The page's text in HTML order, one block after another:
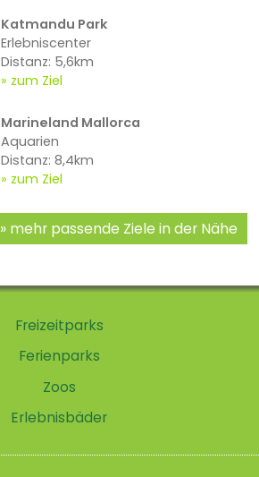
Katmandu Park
Erlebniscenter
Distanz: 5,6km
zum Ziel
Marineland Mallorca
Aquarien
Distanz: 8,4km
zum Ziel
mehr passende Ziele in der Nähe
Freizeitparks
Ferienparks
Zoos
Erlebnisbäder